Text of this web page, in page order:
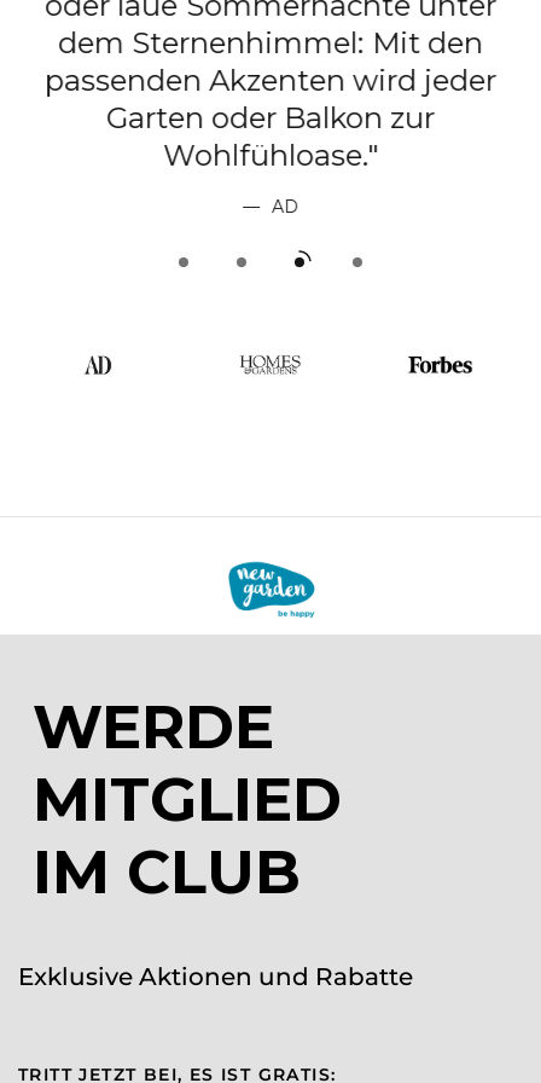
dem Sternenhimmel: Mit den
passenden Akzenten wird jeder
Garten oder Balkon zur
Wohlfühloase."
AD
WERDE
MITGLIED
IM CLUB
Exklusive Aktionen und Rabatte
TRITT JETZT BEI, ES IST GRATIS: